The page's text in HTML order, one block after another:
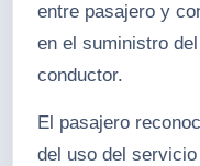
entre pasajero y
en el suministro
conductor.
El pasajero
del uso del